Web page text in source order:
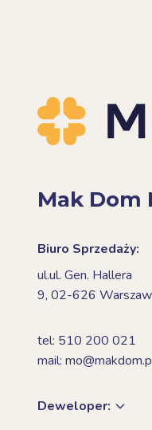
Mak Dom
Biuro Sprzedaży:
ul.ul. Gen. Hallera
9, 02-626
tel: 510 200 021
mail:
Deweloper: